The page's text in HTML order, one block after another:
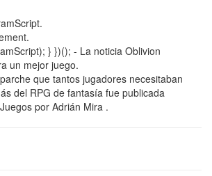
} })(); - La noticia Oblivion
un mejor juego.
que tantos jugadores necesitaban
del RPG de fantasía fue publicada
por Adrián Mira .